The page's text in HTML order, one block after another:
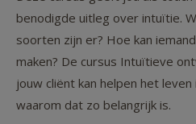
benodigde uitleg over intuïtie.
soorten zijn er? Hoe kan
maken? De cursus Intuïtieve
jouw cliënt kan helpen het
waarom dat zo belangrijk is.